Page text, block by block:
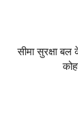
सीमा सुरक्षा बल